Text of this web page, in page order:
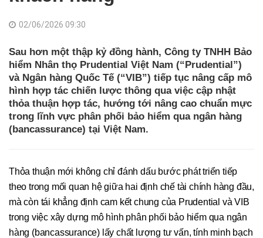
02/06/2026 09:30
Sau hơn một thập kỷ đồng hành, Công ty TNHH Bảo
hiểm Nhân thọ Prudential Việt Nam (“Prudential”)
và Ngân hàng Quốc Tế (“VIB”) tiếp tục nâng cấp mô
hình hợp tác chiến lược thông qua việc cập nhật
thỏa thuận hợp tác, hướng tới nâng cao chuẩn mực
trong lĩnh vực phân phối bảo hiểm qua ngân hàng
(bancassurance) tại Việt Nam.
Thỏa thuận mới không chỉ đánh dấu bước phát triển tiếp
theo trong mối quan hệ giữa hai định chế tài chính hàng đầu,
mà còn tái khẳng định cam kết chung của Prudential và VIB
trong việc xây dựng mô hình phân phối bảo hiểm qua ngân
hàng (bancassurance) lấy chất lượng tư vấn, tính minh bạch